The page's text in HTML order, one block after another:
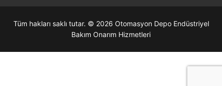
Tüm hakları saklı tutar. © 2026 Otomasyon Depo Endüstriyel
Bakım Onarım Hizmetleri